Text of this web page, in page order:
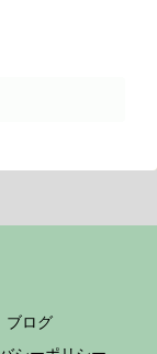
ブログ